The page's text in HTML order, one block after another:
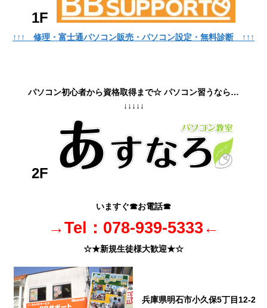
1F
↑↑↑ 修理・富士通パソコン販売・パソコン設定・無料診断 ↑↑↑
パソコン初心者から資格取得まで☆ パソコン習うなら…
↓↓↓↓↓
2F
いますぐ☎お電話☎
→Tel：078-939-5333←
☆★新規生徒様大歓迎★☆
兵庫県明石市小久保5丁目12-2